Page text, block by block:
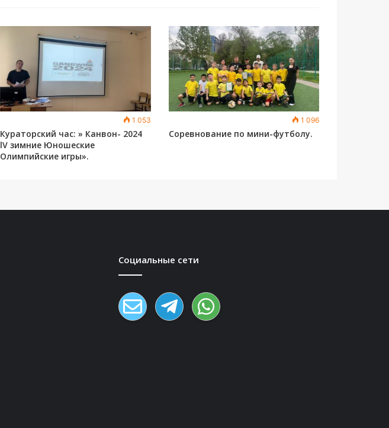
1 053
Кураторский час: » Канвон- 2024
lV зимние Юношеские
Олимпийские игры».
1 096
Соревнование по мини-футболу.
Социальные сети